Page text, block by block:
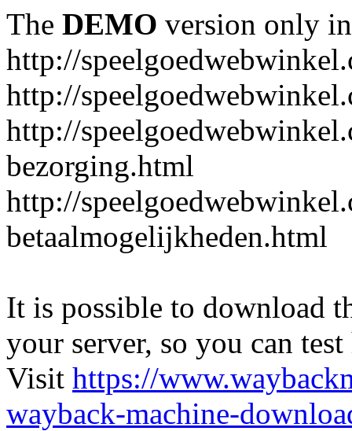
The DEMO version only
http://
http://
http://
bezorging.html
http://
betaalmogelijkheden.html
It is possible to download
your server, so you can
Visit https://
wayback-machine-